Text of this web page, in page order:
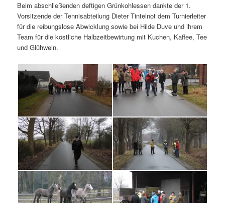
Beim abschließenden deftigen Grünkohlessen dankte der 1.
Vorsitzende der Tennisabteilung Dieter Tintelnot dem Turnierleiter
für die reibungslose Abwicklung sowie bei Hilde Duve und ihrem
Team für die köstliche Halbzeitbewirtung mit Kuchen, Kaffee, Tee
und Glühwein.